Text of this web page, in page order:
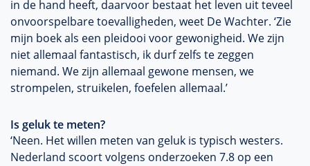
in de hand heeft, daarvoor bestaat het leven uit teveel
onvoorspelbare toevalligheden, weet De Wachter. ‘Zie
mijn boek als een pleidooi voor gewonigheid. We zijn
niet allemaal fantastisch, ik durf zelfs te zeggen
niemand. We zijn allemaal gewone mensen, we
strompelen, struikelen, foefelen allemaal.’
Is geluk te meten?
‘Neen. Het willen meten van geluk is typisch westers.
Nederland scoort volgens onderzoeken 7.8 op een